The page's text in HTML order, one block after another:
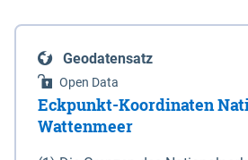
Geodatensatz
Open Data
Eckpunkt-Koordinaten
Wattenmeer